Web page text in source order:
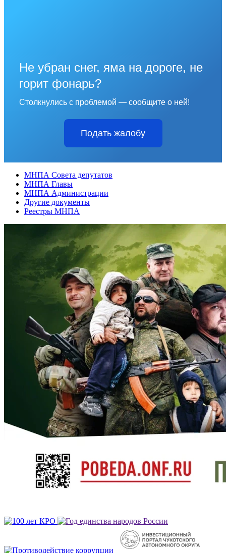
Не убран снег, яма на дороге, не
горит фонарь?
Столкнулись с проблемой — сообщите о ней!
Подать жалобу
МНПА Совета депутатов
МНПА Главы
МНПА Администрации
Другие документы
Реестры МНПА